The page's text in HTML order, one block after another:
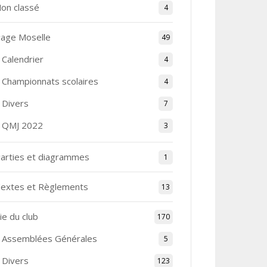
classé 4
Moselle 49
Calendrier 4
Championnats scolaires 4
Divers 7
QMJ 2022 3
et diagrammes 1
et Règlements 13
du club 170
Assemblées Générales 5
Divers 123